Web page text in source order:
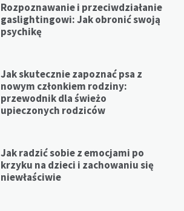
Rozpoznawanie i przeciwdziałanie
gaslightingowi: Jak obronić swoją
psychikę
Jak skutecznie zapoznać psa z
nowym członkiem rodziny:
przewodnik dla świeżo
upieczonych rodziców
Jak radzić sobie z emocjami po
krzyku na dzieci i zachowaniu się
niewłaściwie